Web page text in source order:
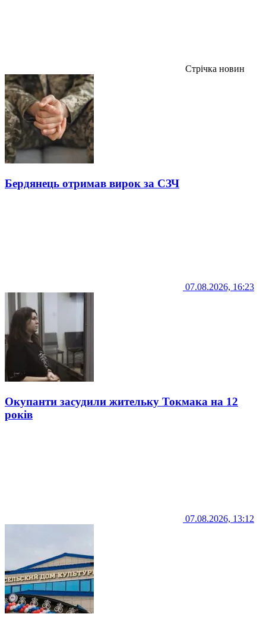
Стрічка новин
Бердянець отримав вирок за СЗЧ
07.08.2026, 16:23
Окупанти засудили жительку Токмака на 12
років
07.08.2026, 13:12